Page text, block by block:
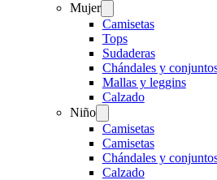
Mujer
Camisetas
Tops
Sudaderas
Chándales y
Mallas y leggins
Calzado
Niño
Camisetas
Camisetas
Chándales y
Calzado